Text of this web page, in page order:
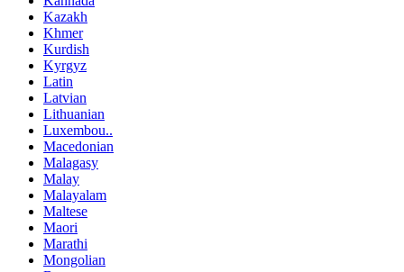
Kazakh
Khmer
Kurdish
Kyrgyz
Latin
Latvian
Lithuanian
Luxembou..
Macedonian
Malagasy
Malay
Malayalam
Maltese
Maori
Marathi
Mongolian